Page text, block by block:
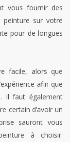
vous fournir des
peinture sur votre
pour de longues
facile, alors que
afin que
Il faut également
certain d’avoir un
sauront vous
à choisir.